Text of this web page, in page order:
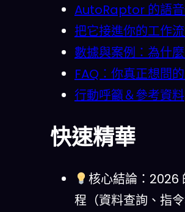
AutoRaptor 的語音
把它接進你的工作
數據與案例：為什
FAQ：你真正想問
行動呼籲＆參考資料
快速精華
核心結論：2026
程（資料查詢、指